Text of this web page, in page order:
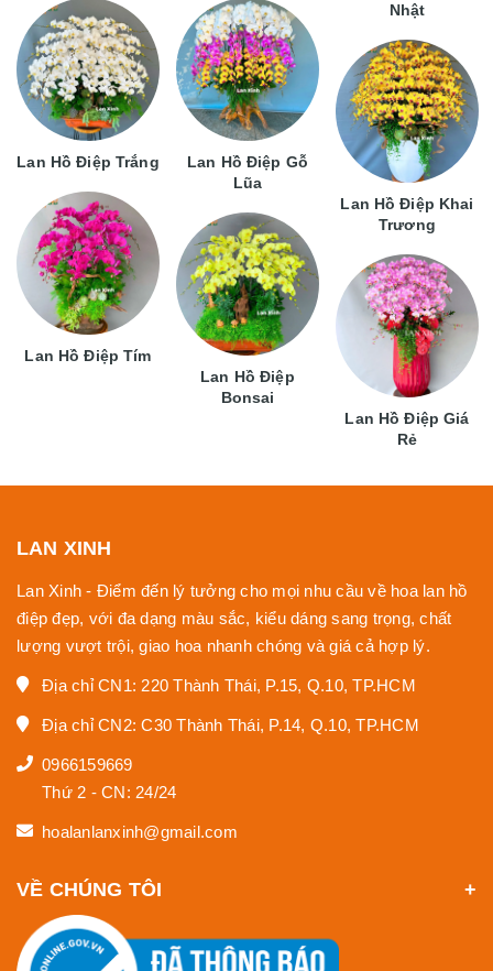
Lan Hồ Điệp Trắng
Lan Hồ Điệp Tím
Lan Hồ Điệp Gỗ
Lũa
Lan Hồ Điệp
Bonsai
Nhật
Lan Hồ Điệp Khai
Trương
Lan Hồ Điệp Giá
Rẻ
LAN XINH
Lan Xinh - Điểm đến lý tưởng cho mọi nhu cầu về hoa lan hồ
điệp đẹp, với đa dạng màu sắc, kiểu dáng sang trọng, chất
lượng vượt trội, giao hoa nhanh chóng và giá cả hợp lý.
Địa chỉ CN1: 220 Thành Thái, P.15, Q.10, TP.HCM
Địa chỉ CN2: C30 Thành Thái, P.14, Q.10, TP.HCM
0966159669
Thứ 2 - CN: 24/24
hoalanlanxinh@gmail.com
VỀ CHÚNG TÔI